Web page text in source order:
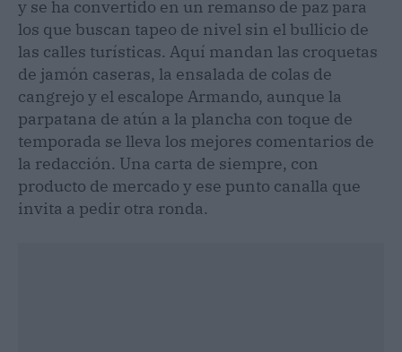
y se ha convertido en un remanso de paz para
los que buscan tapeo de nivel sin el bullicio de
las calles turísticas. Aquí mandan las croquetas
de jamón caseras, la ensalada de colas de
cangrejo y el escalope Armando, aunque la
parpatana de atún a la plancha con toque de
temporada se lleva los mejores comentarios de
la redacción. Una carta de siempre, con
producto de mercado y ese punto canalla que
invita a pedir otra ronda.